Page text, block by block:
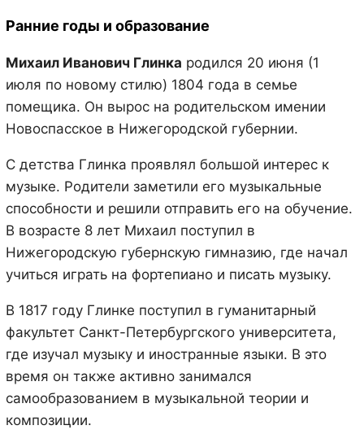
Ранние годы и образование
Михаил Иванович Глинка родился 20 июня (1
июля по новому стилю) 1804 года в семье
помещика. Он вырос на родительском имении
Новоспасское в Нижегородской губернии.
С детства Глинка проявлял большой интерес к
музыке. Родители заметили его музыкальные
способности и решили отправить его на обучение.
В возрасте 8 лет Михаил поступил в
Нижегородскую губернскую гимназию, где начал
учиться играть на фортепиано и писать музыку.
В 1817 году Глинке поступил в гуманитарный
факультет Санкт-Петербургского университета,
где изучал музыку и иностранные языки. В это
время он также активно занимался
самообразованием в музыкальной теории и
композиции.